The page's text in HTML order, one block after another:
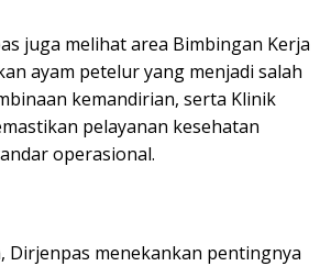
juga melihat area Bimbingan Kerja
ayam petelur yang menjadi salah
kemandirian, serta Klinik
pelayanan kesehatan
operasional.
Dirjenpas menekankan pentingnya